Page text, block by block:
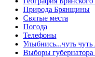
Природа Брянщины
Святые места
Погода
Телефоны
Улыбнись...чуть
Выборы губернатора